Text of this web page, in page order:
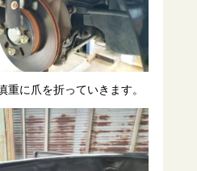
重に爪を折っていきます。